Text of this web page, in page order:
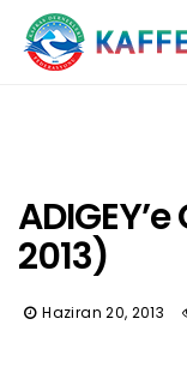
2013)
Haziran 20, 2013